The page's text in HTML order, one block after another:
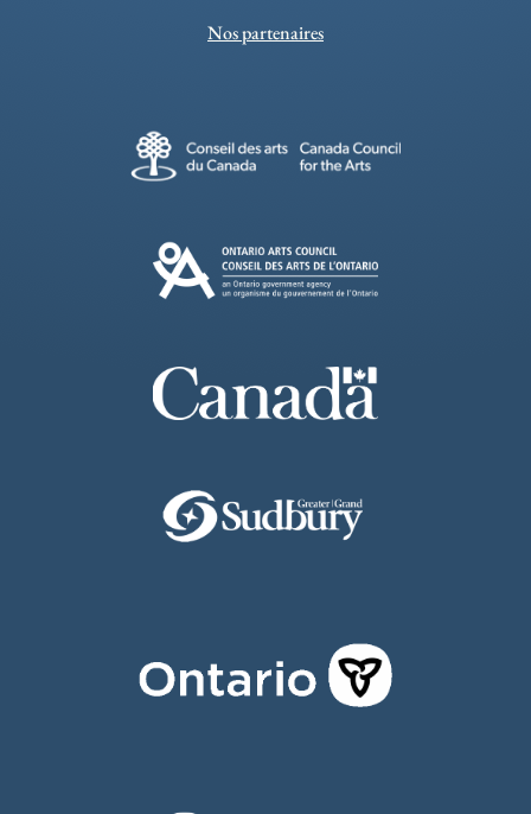
Nos partenaires